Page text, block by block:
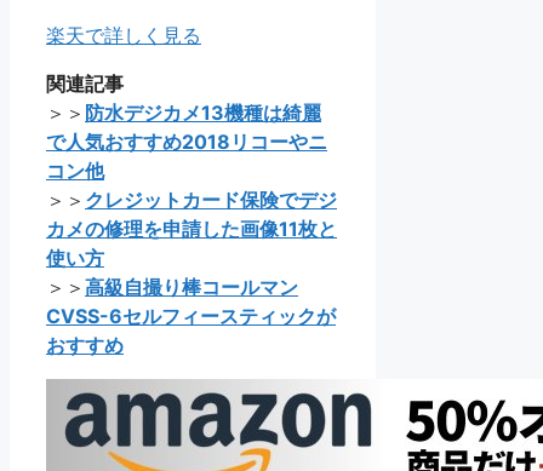
楽天で詳しく見る
関連記事
＞＞ 防水デジカメ13機種は綺麗
で人気おすすめ2018リコーやニ
コン他
＞＞ クレジットカード保険でデジ
カメの修理を申請した画像11枚と
使い方
＞＞ 高級自撮り棒コールマン
CVSS-6セルフィースティックが
おすすめ